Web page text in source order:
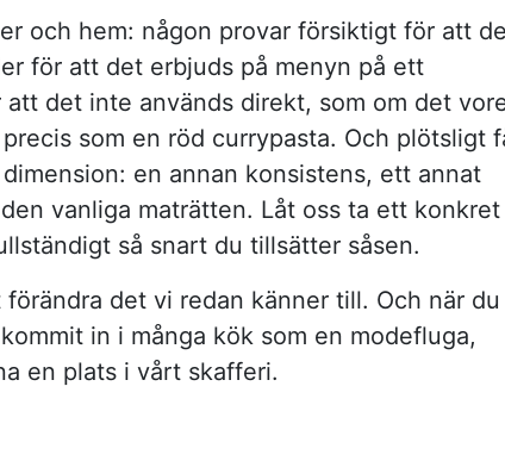
och hem: någon provar försiktigt för att de
för att det erbjuds på menyn på ett
det inte används direkt, som om det
som en röd currypasta. Och plötsligt
en annan konsistens, ett annat
vanliga maträtten. Låt oss ta ett konkret
så snart du tillsätter såsen.
det vi redan känner till. Och när du
in i många kök som en modefluga,
en plats i vårt skafferi.